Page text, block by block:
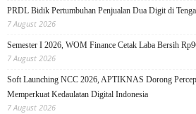
PRDL Bidik Pertumbuhan Penjualan Dua Digit di
7 August 2026
Semester I 2026, WOM Finance Cetak Laba Bersih
7 August 2026
Soft Launching NCC 2026, APTIKNAS Dorong
Memperkuat Kedaulatan Digital Indonesia
7 August 2026